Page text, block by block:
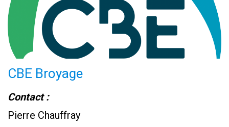
CBE Broyage
Contact :
Pierre Chauffray